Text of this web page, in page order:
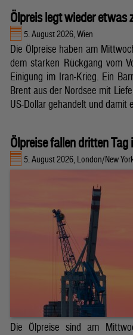
Ölpreis legt wieder etwas
5. August 2026, Wien
Die Ölpreise haben am
dem starken Rückgang vom
Einigung im Iran-Krieg. Ein
Brent aus der Nordsee mit
US-Dollar gehandelt und damit
Ölpreise fallen dritten Tag
5. August 2026, London/New
Die Ölpreise sind am